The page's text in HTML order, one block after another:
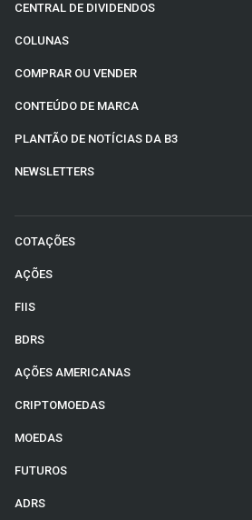
CENTRAL DE DIVIDENDOS
COLUNAS
COMPRAR OU VENDER
CONTEÚDO DE MARCA
PLANTÃO DE NOTÍCIAS DA B3
NEWSLETTERS
COTAÇÕES
AÇÕES
FIIS
BDRS
AÇÕES AMERICANAS
CRIPTOMOEDAS
MOEDAS
FUTUROS
ADRS